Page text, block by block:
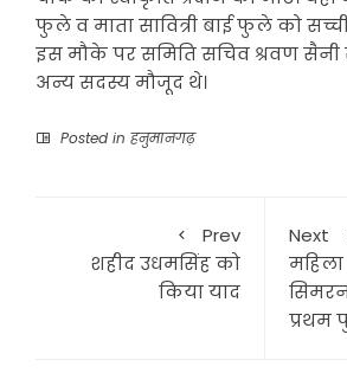
फुले व माता सावित्री बाई फुले को सच्ची
इस मौके पर समिति सचिव श्रवण
अन्य सदस्य मौजूद थे।
Posted in हनुमानगढ़
Prev
शहीद उधमसिंह को
किया याद
Next
प्रथम